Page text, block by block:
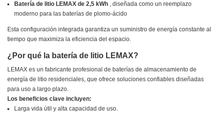
Batería de litio LEMAX de 2,5 kWh , diseñada como un reemplazo
moderno para las baterías de plomo-ácido
Esta configuración integrada garantiza un suministro de energía constante al
tiempo que maximiza la eficiencia del espacio.
¿Por qué la batería de litio LEMAX?
LEMAX es un fabricante profesional de baterías de almacenamiento de
energía de litio residenciales, que ofrece soluciones confiables diseñadas
para uso a largo plazo.
Los beneficios clave incluyen:
Larga vida útil y alta capacidad de uso.